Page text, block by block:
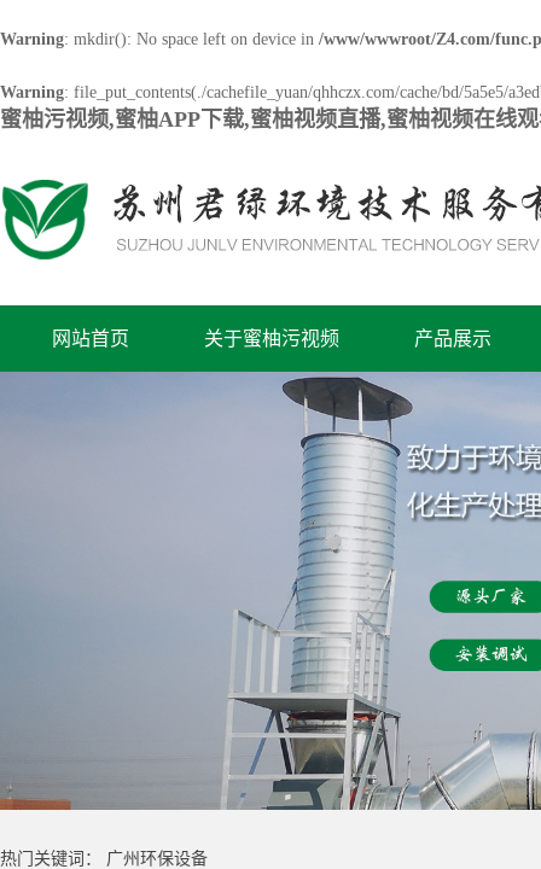
Warning: mkdir(): No space left on device in /www/wwwroot/Z4.com/
Warning: file_put_contents(./cachefile_yuan/qhhczx.com/cache/bd/5a5e5/
蜜柚污视频,蜜柚APP下载,蜜柚视频直播,蜜柚视频在线
网站首页 关于蜜柚污视频 产品展示
热门关键词： 广州环保设备